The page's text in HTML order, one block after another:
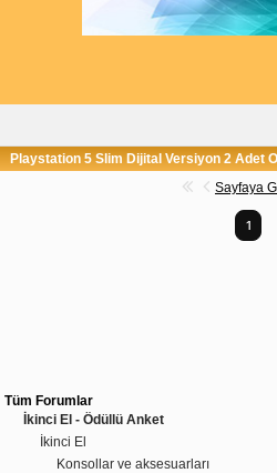
Playstation 5 Slim Dijital Versiyon 2 Adet
Sayfaya
1
Tüm Forumlar
İkinci El - Ödüllü Anket
İkinci El
Konsollar ve aksesuarları